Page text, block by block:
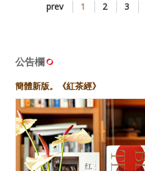
prev 1 2 3
公告欄
簡體新版。《紅茶經》